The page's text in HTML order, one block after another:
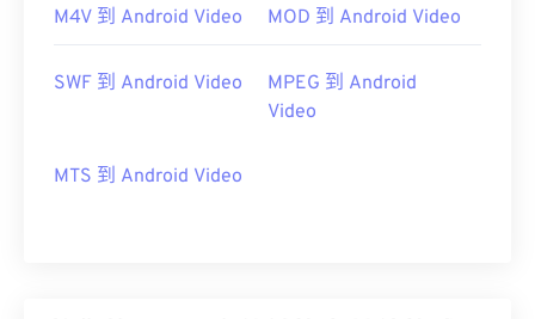
M4V 到 Android Video MOD 到 Android Video
SWF 到 Android Video
MPEG 到 Android
Video
MTS 到 Android Video